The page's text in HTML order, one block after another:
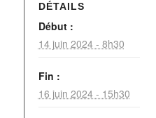
DÉTAILS
Début :
14 juin 2024 - 8h30
Fin :
16 juin 2024 - 15h30